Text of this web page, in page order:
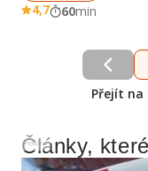
4,7 60min
Přejít na
Reklama
Články,